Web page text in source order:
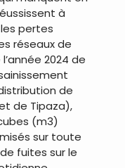
à
pertes
réseaux de
2024 de
de
de Tipaza),
(m3)
sur toute
fuites sur le